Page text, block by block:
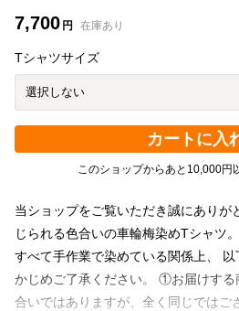
7,700 円 在庫あり
Tシャツサイズ
カートに入
このショップからあと10,000円
当ショップをご覧いただき誠にありが
じられる色合いの車輪梅染めTシャツ
すべて手作業で染めている関係上、
かじめご了承ください。 ①お届けする
合いではありますが、全く同じでは